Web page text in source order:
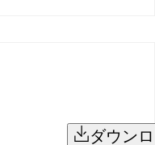
ダウン